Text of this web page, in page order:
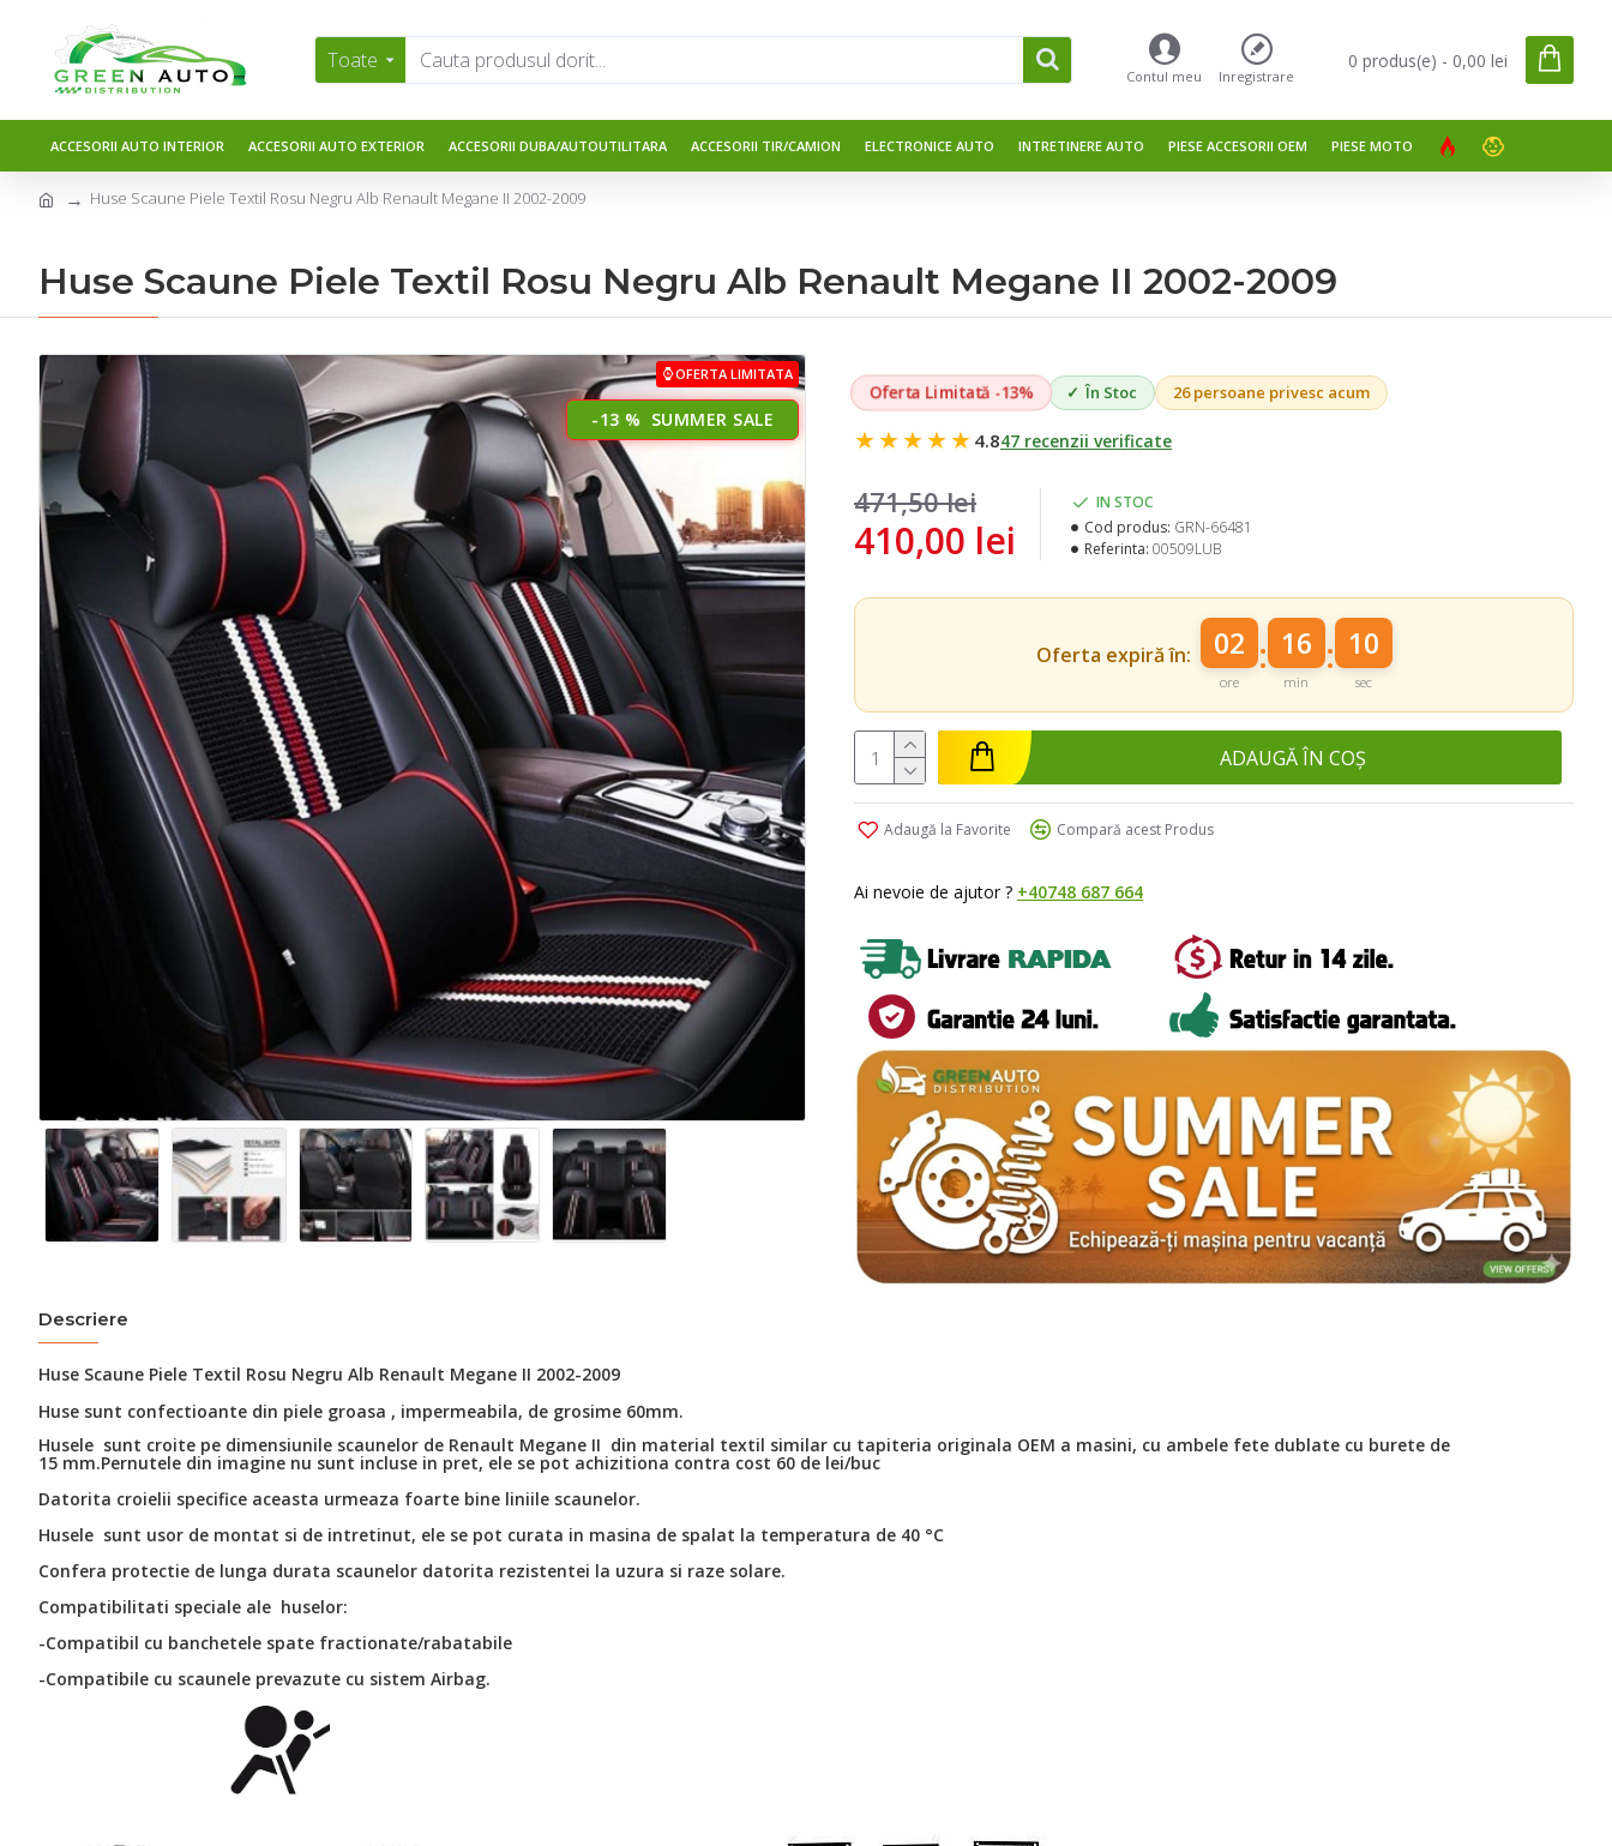
Toate
Contul meu Inregistrare
0 produs(e) - 0,00 lei
ACCESORII AUTO INTERIOR ACCESORII AUTO EXTERIOR ACCESORII DUBA/AUTOUTILITARA ACCESORII TIR/CAMION ELECTRONICE AUTO INTRETINERE AUTO PIESE ACCESORII OEM PIESE MOTO
Huse Scaune Piele Textil Rosu Negru Alb Renault Megane II 2002-2009
Huse Scaune Piele Textil Rosu Negru Alb Renault Megane II 2002-2009
OFERTA LIMITATA
-13 %
Oferta Limitată -13% În Stoc 26 persoane privesc acum
★★★★★ 4.847 recenzii verificate
410,00 lei
471,50 lei
IN STOC
Cod produs: GRN-66481
Referinta: 00509LUB
Oferta expiră în: 02
ore
: 16
min
: 08
sec
ADAUGĂ ÎN COȘ
Adaugă la Favorite Compară acest Produs
Ai nevoie de ajutor ? +40748 687 664
Descriere
Huse Scaune Piele Textil Rosu Negru Alb Renault Megane II 2002-2009
Huse sunt confectioante din piele groasa , impermeabila, de grosime 60mm.
Husele sunt croite pe dimensiunile scaunelor de Renault Megane II din material textil similar cu tapiteria originala OEM a masini, cu ambele fete dublate cu burete de
15 mm.Pernutele din imagine nu sunt incluse in pret, ele se pot achizitiona contra cost 60 de lei/buc
Datorita croielii specifice aceasta urmeaza foarte bine liniile scaunelor.
Husele sunt usor de montat si de intretinut, ele se pot curata in masina de spalat la temperatura de 40 °C
Confera protectie de lunga durata scaunelor datorita rezistentei la uzura si raze solare.
Compatibilitati speciale ale huselor:
-Compatibil cu banchetele spate fractionate/rabatabile
-Compatibile cu scaunele prevazute cu sistem Airbag.